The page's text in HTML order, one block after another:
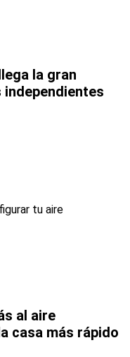
la gran
al aire
casa más rápido